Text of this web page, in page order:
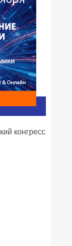
конгресс